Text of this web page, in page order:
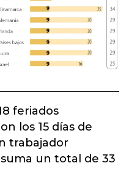
feriados
los 15 días de
trabajador
un total de 33